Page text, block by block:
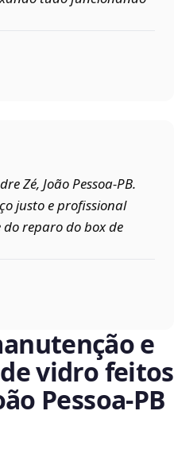
Zé, João Pessoa‑PB.
justo e profissional
reparo do box de
e
vidro feitos
Pessoa‑PB